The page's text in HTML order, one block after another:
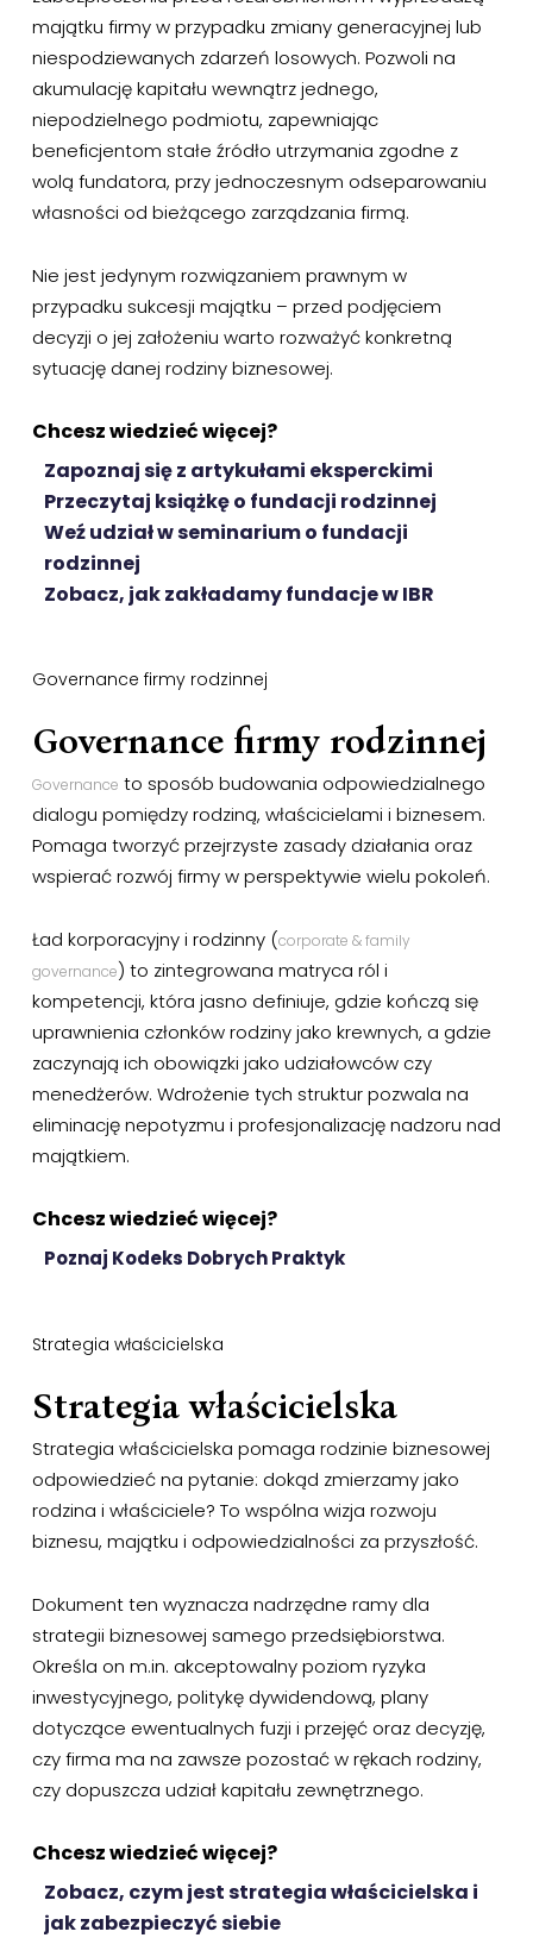
majątku firmy w przypadku zmiany generacyjnej lub
niespodziewanych zdarzeń losowych. Pozwoli na
akumulację kapitału wewnątrz jednego,
niepodzielnego podmiotu, zapewniając
beneficjentom stałe źródło utrzymania zgodne z
wolą fundatora, przy jednoczesnym odseparowaniu
własności od bieżącego zarządzania firmą.
Nie jest jedynym rozwiązaniem prawnym w
przypadku sukcesji majątku – przed podjęciem
decyzji o jej założeniu warto rozważyć konkretną
sytuację danej rodziny biznesowej.
Chcesz wiedzieć więcej?
Zapoznaj się z artykułami eksperckimi
Przeczytaj książkę o fundacji rodzinnej
Weź udział w seminarium o fundacji
rodzinnej
Zobacz, jak zakładamy fundacje w IBR
Governance firmy rodzinnej
Governance firmy rodzinnej
Governance to sposób budowania odpowiedzialnego
dialogu pomiędzy rodziną, właścicielami i biznesem.
Pomaga tworzyć przejrzyste zasady działania oraz
wspierać rozwój firmy w perspektywie wielu pokoleń.
Ład korporacyjny i rodzinny (corporate & family
governance) to zintegrowana matryca ról i
kompetencji, która jasno definiuje, gdzie kończą się
uprawnienia członków rodziny jako krewnych, a gdzie
zaczynają ich obowiązki jako udziałowców czy
menedżerów. Wdrożenie tych struktur pozwala na
eliminację nepotyzmu i profesjonalizację nadzoru nad
majątkiem.
Chcesz wiedzieć więcej?
Poznaj Kodeks Dobrych Praktyk
Strategia właścicielska
Strategia właścicielska
Strategia właścicielska pomaga rodzinie biznesowej
odpowiedzieć na pytanie: dokąd zmierzamy jako
rodzina i właściciele? To wspólna wizja rozwoju
biznesu, majątku i odpowiedzialności za przyszłość.
Dokument ten wyznacza nadrzędne ramy dla
strategii biznesowej samego przedsiębiorstwa.
Określa on m.in. akceptowalny poziom ryzyka
inwestycyjnego, politykę dywidendową, plany
dotyczące ewentualnych fuzji i przejęć oraz decyzję,
czy firma ma na zawsze pozostać w rękach rodziny,
czy dopuszcza udział kapitału zewnętrznego.
Chcesz wiedzieć więcej?
Zobacz, czym jest strategia właścicielska i
jak zabezpieczyć siebie